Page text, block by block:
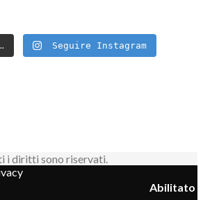
Seguire Instagram
i diritti sono riservati.
Abilitato